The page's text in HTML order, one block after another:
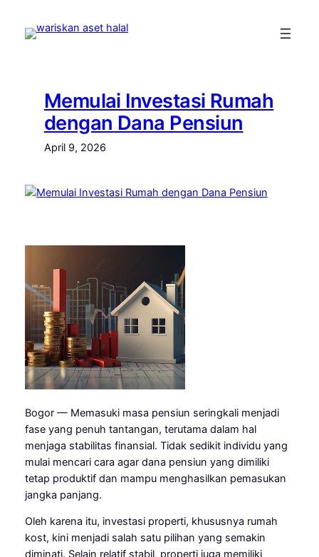
Memulai Investasi Rumah
dengan Dana Pensiun
April 9, 2026
Bogor — Memasuki masa pensiun seringkali menjadi
fase yang penuh tantangan, terutama dalam hal
menjaga stabilitas finansial. Tidak sedikit individu yang
mulai mencari cara agar dana pensiun yang dimiliki
tetap produktif dan mampu menghasilkan pemasukan
jangka panjang.
Oleh karena itu, investasi properti, khususnya rumah
kost, kini menjadi salah satu pilihan yang semakin
diminati. Selain relatif stabil, properti juga memiliki